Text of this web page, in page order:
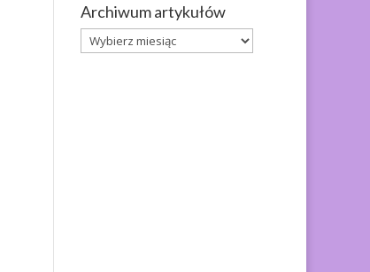
Archiwum artykułów
Archiwum
artykułów